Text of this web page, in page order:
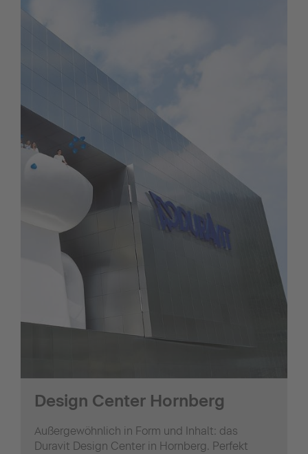
Design Center Hornberg
Außergewöhnlich in Form und Inhalt: das
Duravit Design Center in Hornberg. Perfekt